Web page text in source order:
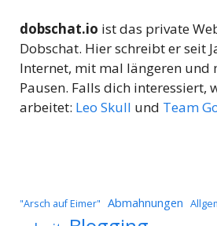
dobschat.io ist das private
Dobschat. Hier schreibt er seit
Internet, mit mal längeren und
Pausen. Falls dich interessiert,
arbeitet: Leo Skull und Team
"Arsch auf Eimer" Abmahnungen